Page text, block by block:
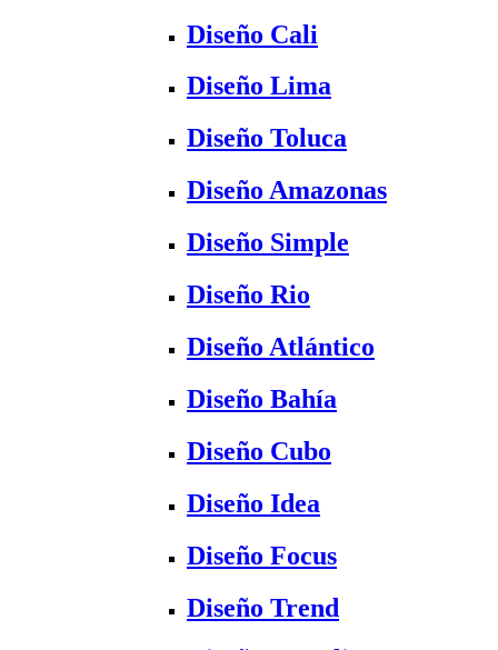
Diseño Cali
Diseño Lima
Diseño Toluca
Diseño Amazonas
Diseño Simple
Diseño Rio
Diseño Atlántico
Diseño Bahía
Diseño Cubo
Diseño Idea
Diseño Focus
Diseño Trend